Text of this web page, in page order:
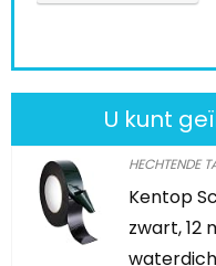
U kunt
HECHTENDE
Kentop
zwart, 12